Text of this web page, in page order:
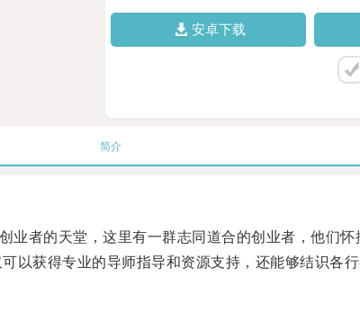
安卓下载
简介
者的天堂，这里有一群志同道合的创业者，他们怀
获得专业的导师指导和资源支持，还能够结识各行